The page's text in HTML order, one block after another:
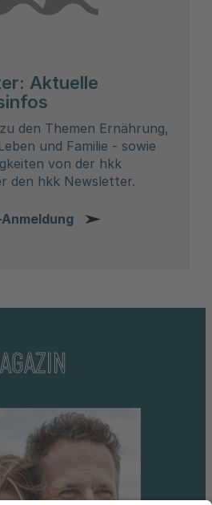
Aktuelle
den Themen Ernährung,
und Familie - sowie
von der hkk
den hkk Newsletter.